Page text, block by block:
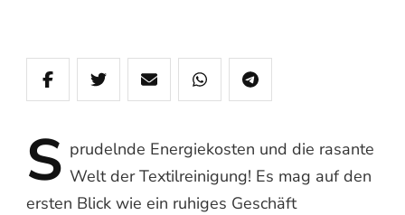
S prudelnde Energiekosten und die rasante
Welt der Textilreinigung! Es mag auf den
ersten Blick wie ein ruhiges Geschäft